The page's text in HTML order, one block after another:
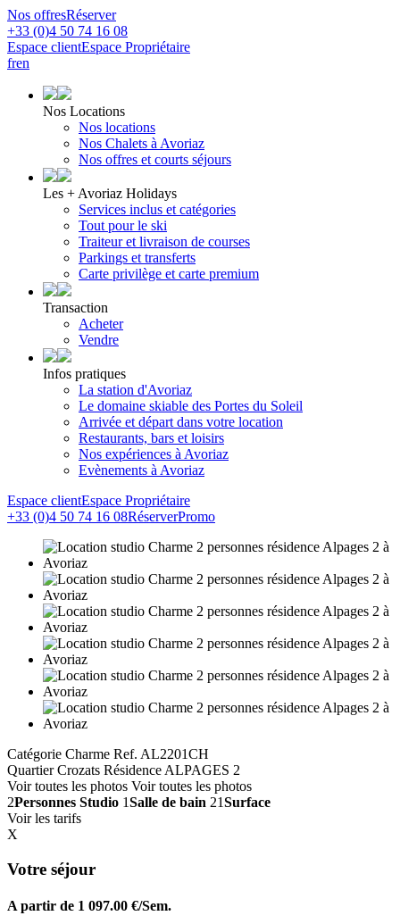
Nos offresRéserver
+33 (0)4 50 74 16 08
Espace clientEspace Propriétaire
fren
Nos Locations
Nos locations
Nos Chalets à Avoriaz
Nos offres et courts séjours
Les + Avoriaz Holidays
Services inclus et catégories
Tout pour le ski
Traiteur et livraison de courses
Parkings et transferts
Carte privilège et carte premium
Transaction
Acheter
Vendre
Infos pratiques
La station d'Avoriaz
Le domaine skiable des Portes du Soleil
Arrivée et départ dans votre location
Restaurants, bars et loisirs
Nos expériences à Avoriaz
Evènements à Avoriaz
Espace clientEspace Propriétaire
+33 (0)4 50 74 16 08RéserverPromo
Catégorie Charme Ref. AL2201CH
Quartier Crozats Résidence ALPAGES 2
Voir toutes les photos Voir toutes les photos
2Personnes Studio 1Salle de bain 21Surface
Voir les tarifs
X
Votre séjour
A partir de 1 097.00 €/Sem.